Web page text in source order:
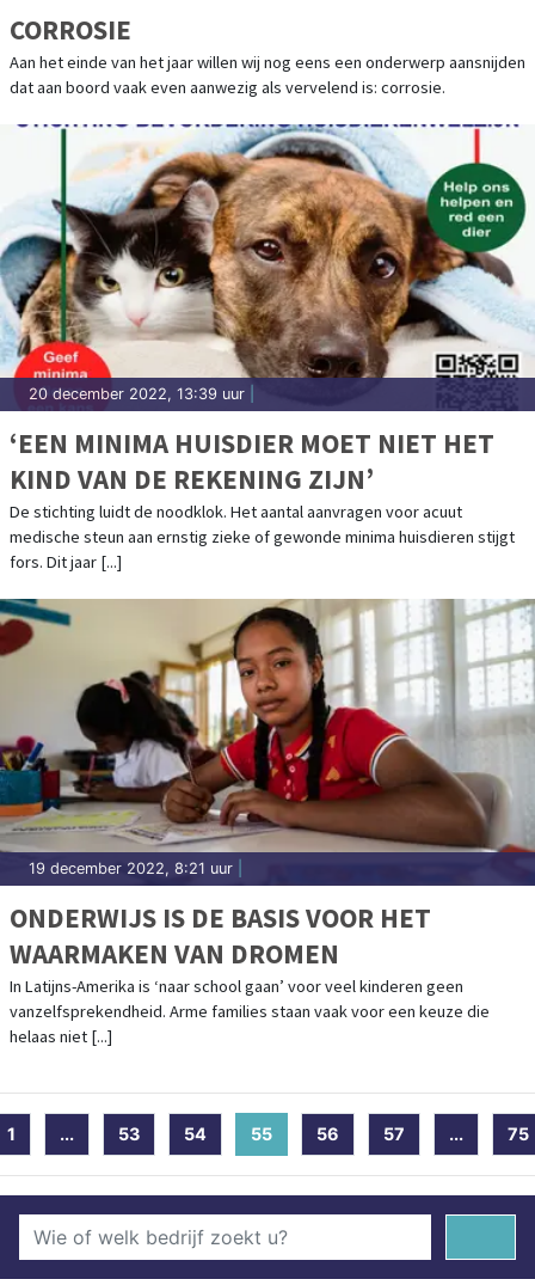
CORROSIE
Aan het einde van het jaar willen wij nog eens een onderwerp aansnijden
dat aan boord vaak even aanwezig als vervelend is: corrosie.
20 december 2022, 13:39 uur
‘EEN MINIMA HUISDIER MOET NIET HET
KIND VAN DE REKENING ZIJN’
De stichting luidt de noodklok. Het aantal aanvragen voor acuut
medische steun aan ernstig zieke of gewonde minima huisdieren stijgt
fors. Dit jaar [...]
19 december 2022, 8:21 uur
ONDERWIJS IS DE BASIS VOOR HET
WAARMAKEN VAN DROMEN
In Latijns-Amerika is ‘naar school gaan’ voor veel kinderen geen
vanzelfsprekendheid. Arme families staan vaak voor een keuze die
helaas niet [...]
1 ... 53 54 55(current)
56 57 ... 75